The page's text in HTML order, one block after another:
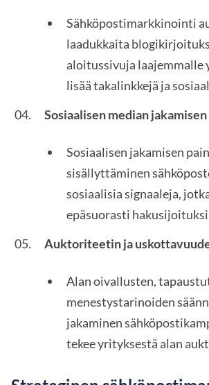
Sähköpostimarkkinointi
laadukkaita
aloitussivuja laajemmalle
lisää takalinkkejä ja
Sosiaalisen median
Sosiaalisen jakamisen
sisällyttäminen
sosiaalisia signaaleja,
epäsuorasti
Auktoriteetin ja
Alan oivallusten,
menestystarinoiden
jakaminen
tekee yrityksestä alan